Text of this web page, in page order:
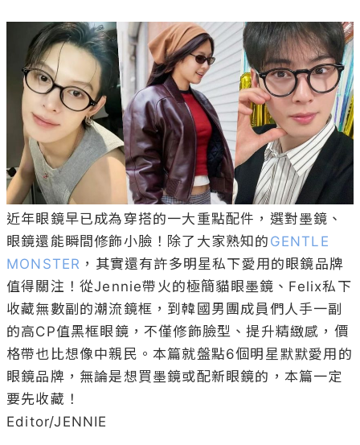
近年眼鏡早已成為穿搭的一大重點配件，選對墨鏡、
眼鏡還能瞬間修飾小臉！除了大家熟知的 GENTLE
MONSTER ，其實還有許多明星私下愛用的眼鏡品牌
值得關注！從Jennie帶火的極簡貓眼墨鏡、Felix私下
收藏無數副的潮流鏡框，到韓國男團成員們人手一副
的高CP值黑框眼鏡，不僅修飾臉型、提升精緻感，價
格帶也比想像中親民。本篇就盤點6個明星默默愛用的
眼鏡品牌，無論是想買墨鏡或配新眼鏡的，本篇一定
要先收藏！
Editor/JENNIE